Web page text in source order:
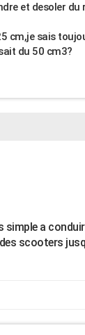
et desoler
cm,je sais
du 50 cm3?
simple a
scooters